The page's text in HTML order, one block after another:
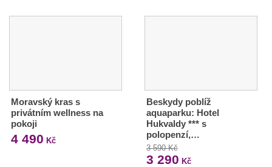
Moravský kras s
privátním wellness na
pokoji
4 490 Kč
Beskydy poblíž
aquaparku: Hotel
Hukvaldy *** s
polopenzí,…
3 590 Kč
3 290 Kč